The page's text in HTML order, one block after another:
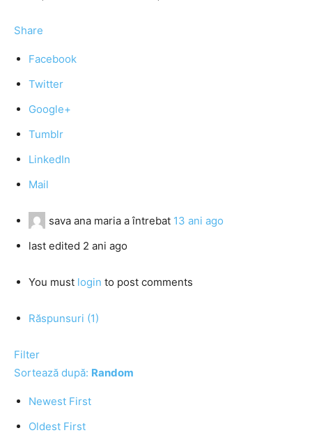
Share
Facebook
Twitter
Google+
Tumblr
LinkedIn
Mail
sava ana maria a întrebat 13 ani ago
last edited 2 ani ago
You must login to post comments
Răspunsuri (1)
Filter
Sortează după: Random
Newest First
Oldest First